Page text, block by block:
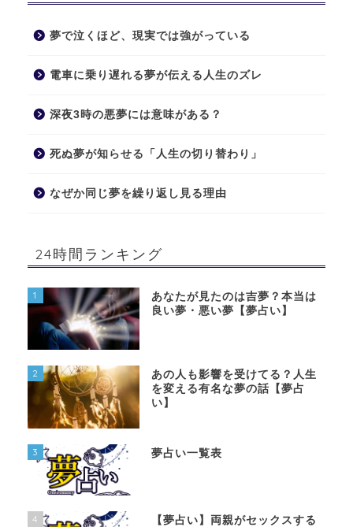
夢で泣くほど、現実では強がっている
電車に乗り遅れる夢が伝える人生のズレ
深夜3時の悪夢には意味がある？
死ぬ夢が知らせる「人生の切り替わり」
なぜか同じ夢を繰り返し見る理由
24時間ランキング
1
あなたが見たのは吉夢？本当は
良い夢・悪い夢【夢占い】
2
あの人も影響を受けてる？人生
を変える有名な夢の話【夢占
い】
3 夢占い一覧表
4
【夢占い】両親がセックスする